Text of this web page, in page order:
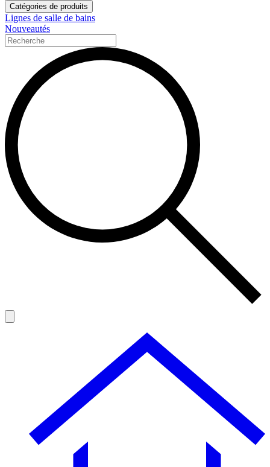
Catégories de produits
Lignes de salle de bains
Nouveautés